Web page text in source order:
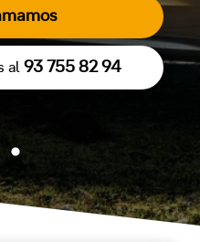
al 93 755 82 94